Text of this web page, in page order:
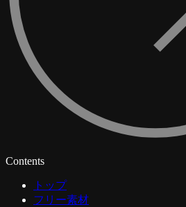
Contents
トップ
フリー素材